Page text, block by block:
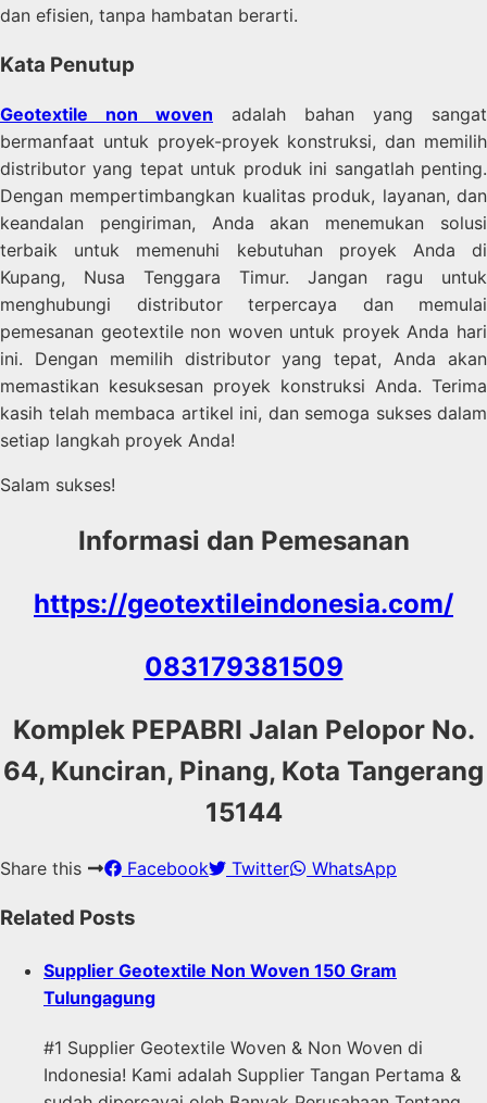
dan efisien, tanpa hambatan berarti.
Kata Penutup
Geotextile non woven adalah bahan yang sangat
bermanfaat untuk proyek-proyek konstruksi, dan memilih
distributor yang tepat untuk produk ini sangatlah penting.
Dengan mempertimbangkan kualitas produk, layanan, dan
keandalan pengiriman, Anda akan menemukan solusi
terbaik untuk memenuhi kebutuhan proyek Anda di
Kupang, Nusa Tenggara Timur. Jangan ragu untuk
menghubungi distributor terpercaya dan memulai
pemesanan geotextile non woven untuk proyek Anda hari
ini. Dengan memilih distributor yang tepat, Anda akan
memastikan kesuksesan proyek konstruksi Anda. Terima
kasih telah membaca artikel ini, dan semoga sukses dalam
setiap langkah proyek Anda!
Salam sukses!
Informasi dan Pemesanan
https://geotextileindonesia.com/
083179381509
Komplek PEPABRI Jalan Pelopor No.
64, Kunciran, Pinang, Kota Tangerang
15144
Share this Facebook Twitter WhatsApp
Related Posts
Supplier Geotextile Non Woven 150 Gram
Tulungagung
#1 Supplier Geotextile Woven & Non Woven di
Indonesia! Kami adalah Supplier Tangan Pertama &